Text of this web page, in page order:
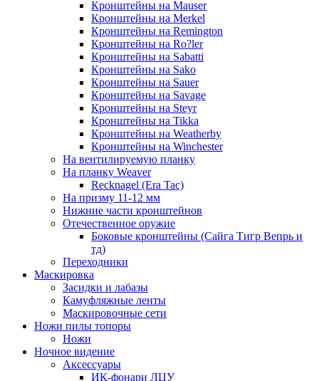
Кронштейны на Mauser
Кронштейны на Merkel
Кронштейны на Remington
Кронштейны на Ro?ler
Кронштейны на Sabatti
Кронштейны на Sako
Кронштейны на Sauer
Кронштейны на Savage
Кронштейны на Steyr
Кронштейны на Tikka
Кронштейны на Weatherby
Кронштейны на Winchester
На вентилируемую планку
На планку Weaver
Recknagel (Era Tac)
На призму 11-12 мм
Нижние части кронштейнов
Отечественное оружие
Боковые кронштейны (Сайга Тигр Вепрь и
тд)
Переходники
Маскировка
Засидки и лабазы
Камуфляжные ленты
Маскировочные сети
Ножи пилы топоры
Ножи
Ночное видение
Аксессуары
ИК-фонари ЛЦУ